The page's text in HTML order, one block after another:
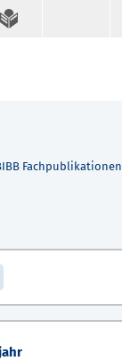
Fachpublikationen